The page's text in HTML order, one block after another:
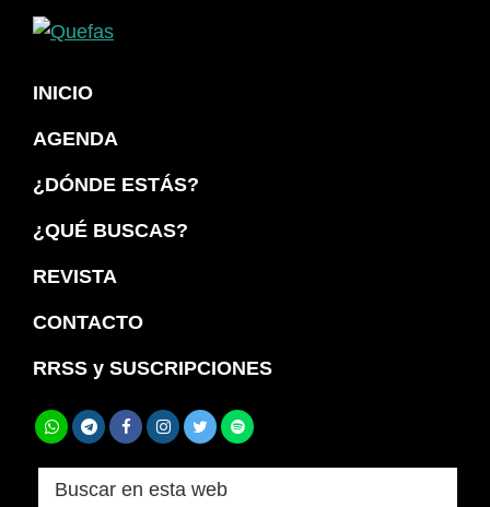
Saltar
principal
Saltar
INICIO
AGENDA
¿DÓNDE ESTÁS?
¿QUÉ BUSCAS?
REVISTA
CONTACTO
RRSS y SUSCRIPCIONES
Buscar